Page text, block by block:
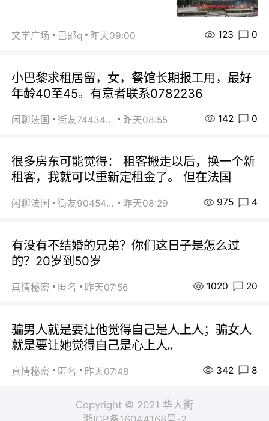
文学广场 巴郞q 昨天09:00 123 0
小巴黎求租居留，女，餐馆长期报工用，最好
年龄40至45。有意者联系0782236
闲聊法国 街友74434350 昨天08:55 142 0
很多房东可能觉得： 租客搬走以后，换一个新
租客，我就可以重新定租金了。 但在法国
闲聊法国 街友90454511 昨天08:29 975 4
有没有不结婚的兄弟？你们这日子是怎么过
的？20岁到50岁
真情秘密 匿名 昨天07:56 1020 20
骗男人就是要让他觉得自己是人上人；骗女人
就是要让她觉得自己是心上人。
真情秘密 匿名 昨天07:48 342 8
Copyright © 2021 华人街